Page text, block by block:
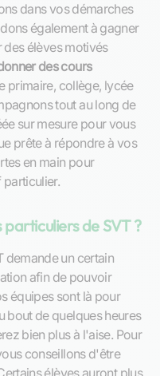
dans vos démarches
également à gagner
élèves motivés
des cours
primaire, collège, lycée
tout au long de
sur mesure pour vous
prête à répondre à vos
en main pour
de SVT ?
demande un certain
afin de pouvoir
équipes sont là pour
bout de quelques heures
bien plus à l'aise. Pour
conseillons d'être
élèves auront plus